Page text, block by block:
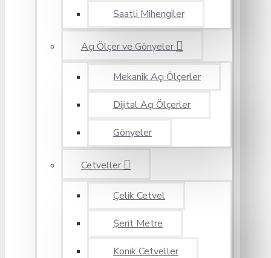
Saatli Mihengiler
Açı Ölçer ve Gönyeler
Mekanik Açı Ölçerler
Dijital Açı Ölçerler
Gönyeler
Cetveller
Çelik Cetvel
Şerit Metre
Konik Cetveller